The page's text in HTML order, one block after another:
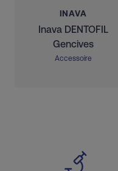
INAVA
Inava DENTOFIL
Gencives
Accessoire